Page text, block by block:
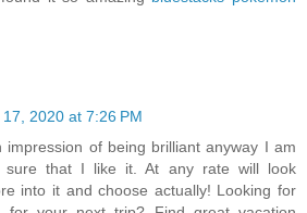
2020 at 7:26 PM
impression of being brilliant anyway I am
that I like it. At any rate will look
into it and choose actually! Looking for